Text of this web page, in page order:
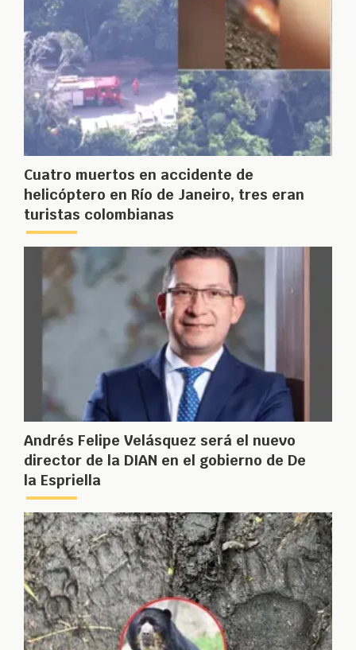
Cuatro muertos en accidente de
helicóptero en Río de Janeiro, tres eran
turistas colombianas
Andrés Felipe Velásquez será el nuevo
director de la DIAN en el gobierno de De
la Espriella